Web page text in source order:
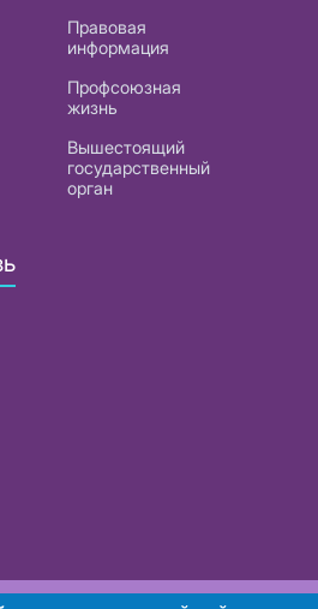
Правовая
информация
Профсоюзная
жизнь
Вышестоящий
государственный
орган